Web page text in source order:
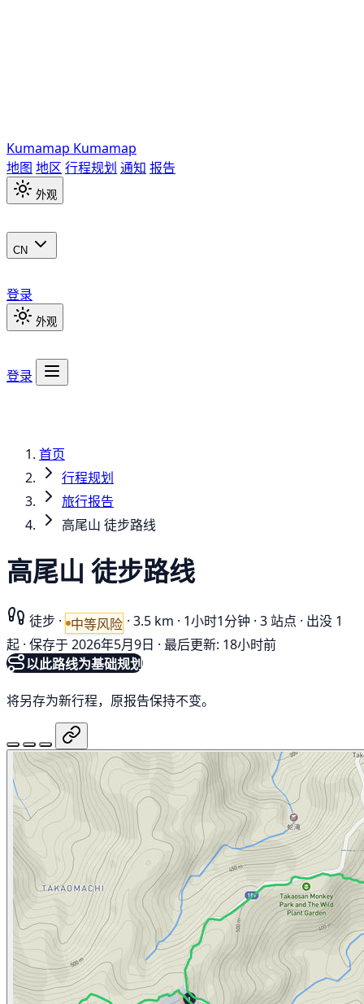
Kumamap Kumamap
地图 地区 行程规划 通知 报告
外观
CN
登录
外观
登录
首页
行程规划
旅行报告
高尾山 徒步路线
高尾山 徒步路线
徒步 · 中等风险 · 3.5 km · 1小时1分钟 · 3 站点 · 出没 1
起 · 保存于 2026年5月9日 · 最后更新: 18小时前
以此路线为基础规划
将另存为新行程，原报告保持不变。